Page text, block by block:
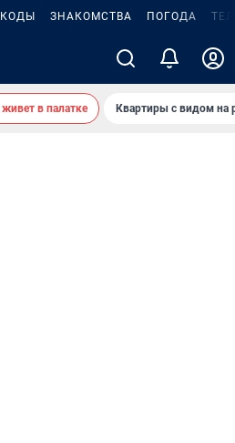
ЗНАКОМСТВА ПОГОДА
в палатке Квартиры с видом на